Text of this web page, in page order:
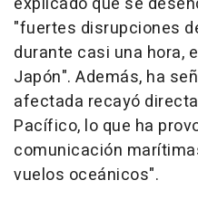
"fuertes disrupciones
durante casi una hora,
Japón". Además, ha
afectada recayó
Pacífico, lo que ha
comunicación
vuelos oceánicos".